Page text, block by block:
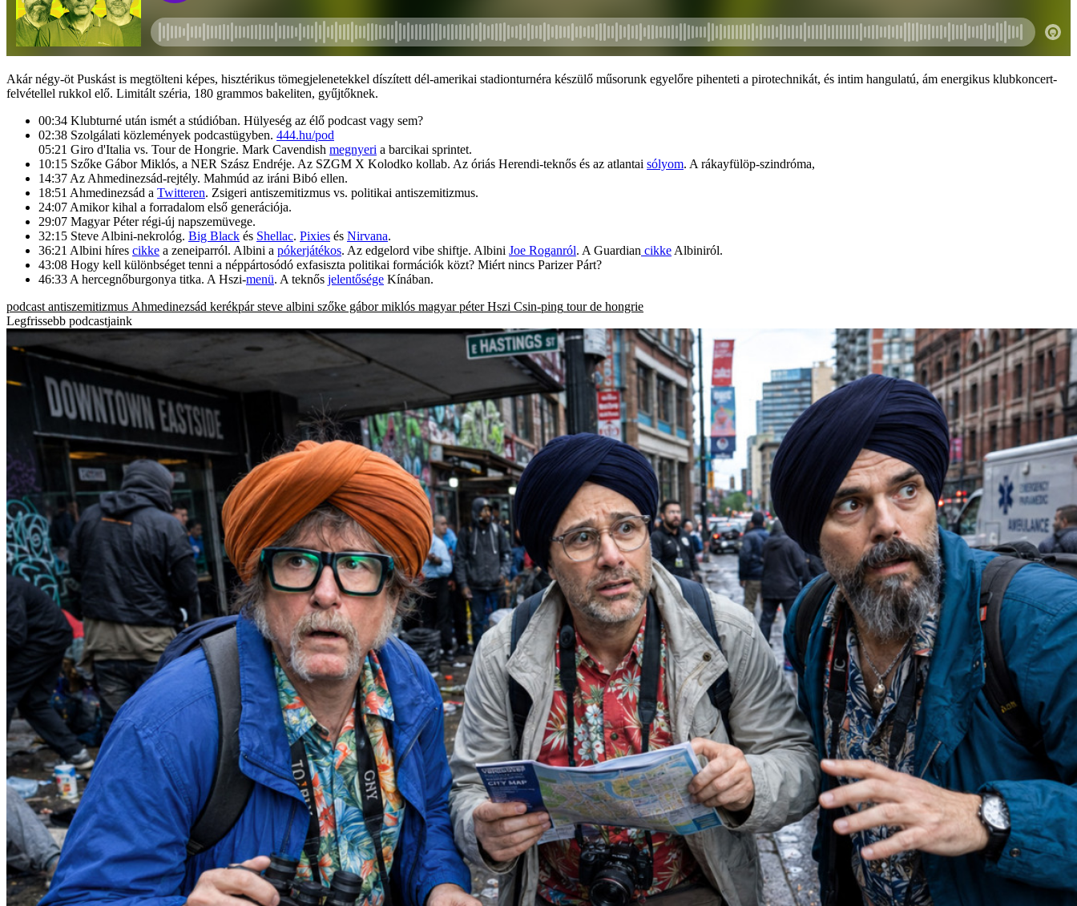
Akár négy-öt Puskást is megtölteni képes, hisztérikus tömegjelenetekkel díszített dél-amerikai stadionturnéra készülő műsorunk egyelőre pihenteti a pirotechnikát, és intim hangulatú, ám energikus klubkoncert-
felvétellel rukkol elő. Limitált széria, 180 grammos bakeliten, gyűjtőknek.
00:34 Klubturné után ismét a stúdióban. Hülyeség az élő podcast vagy sem?
02:38 Szolgálati közlemények podcastügyben. 444.hu/pod
05:21 Giro d'Italia vs. Tour de Hongrie. Mark Cavendish megnyeri a barcikai sprintet.
10:15 Szőke Gábor Miklós, a NER Szász Endréje. Az SZGM X Kolodko kollab. Az óriás Herendi-teknős és az atlantai sólyom. A rákayfülöp-szindróma,
14:37 Az Ahmedinezsád-rejtély. Mahmúd az iráni Bibó ellen.
18:51 Ahmedinezsád a Twitteren. Zsigeri antiszemitizmus vs. politikai antiszemitizmus.
24:07 Amikor kihal a forradalom első generációja.
29:07 Magyar Péter régi-új napszemüvege.
32:15 Steve Albini-nekrológ. Big Black és Shellac. Pixies és Nirvana.
36:21 Albini híres cikke a zeneiparról. Albini a pókerjátékos. Az edgelord vibe shiftje. Albini Joe Roganról. A Guardian cikke Albiniról.
43:08 Hogy kell különbséget tenni a néppártosódó exfasiszta politikai formációk közt? Miért nincs Parizer Párt?
46:33 A hercegnőburgonya titka. A Hszi-menü. A teknős jelentősége Kínában.
podcast antiszemitizmus Ahmedinezsád kerékpár steve albini szőke gábor miklós magyar péter Hszi Csin-ping tour de hongrie
Legfrissebb podcastjaink